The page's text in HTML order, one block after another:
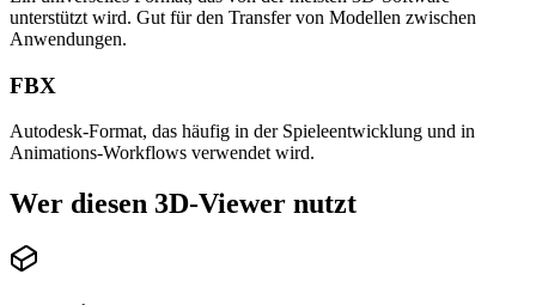
unterstützt wird. Gut für den Transfer von Modellen zwischen
Anwendungen.
FBX
Autodesk-Format, das häufig in der Spieleentwicklung und in
Animations-Workflows verwendet wird.
Wer diesen 3D-Viewer nutzt